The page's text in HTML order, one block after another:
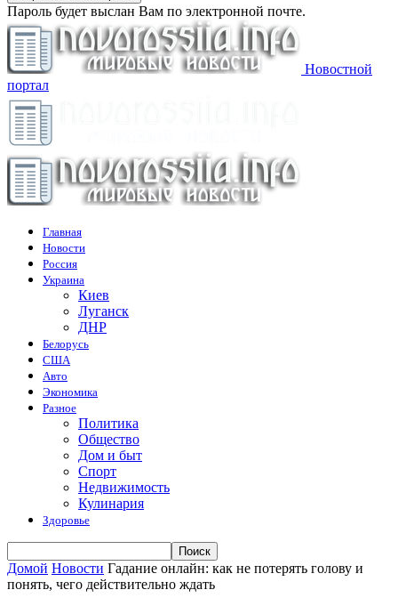
Пароль будет выслан Вам по электронной почте.
Новостной
портал
Главная
Новости
Россия
Украина
Киев
Луганск
ДНР
Белорусь
США
Авто
Экономика
Разное
Политика
Общество
Дом и быт
Спорт
Недвижимость
Кулинария
Здоровье
Домой Новости Гадание онлайн: как не потерять голову и
понять, чего действительно ждать